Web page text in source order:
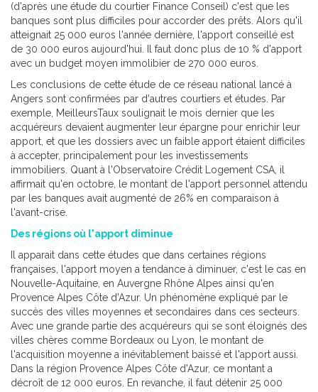
(d'après une étude du courtier Finance Conseil) c'est que les
banques sont plus difficiles pour accorder des prêts. Alors qu'il
atteignait 25 000 euros l'année dernière, l'apport conseillé est
de 30 000 euros aujourd'hui. Il faut donc plus de 10 % d'apport
avec un budget moyen immolibier de 270 000 euros.
Les conclusions de cette étude de ce réseau national lancé à
Angers sont confirmées par d'autres courtiers et études. Par
exemple, MeilleursTaux soulignait le mois dernier que les
acquéreurs devaient augmenter leur épargne pour enrichir leur
apport, et que les dossiers avec un faible apport étaient difficiles
à accepter, principalement pour les investissements
immobiliers. Quant à l'Observatoire Crédit Logement CSA, il
affirmait qu'en octobre, le montant de l'apport personnel attendu
par les banques avait augmenté de 26% en comparaison à
l'avant-crise.
Des régions où l'apport diminue
Il apparait dans cette études que dans certaines régions
françaises, l'apport moyen a tendance à diminuer, c'est le cas en
Nouvelle-Aquitaine, en Auvergne Rhône Alpes ainsi qu'en
Provence Alpes Côte d'Azur. Un phénomène expliqué par le
succès des villes moyennes et secondaires dans ces secteurs.
Avec une grande partie des acquéreurs qui se sont éloignés des
villes chères comme Bordeaux ou Lyon, le montant de
l'acquisition moyenne a inévitablement baissé et l'apport aussi.
Dans la région Provence Alpes Côte d'Azur, ce montant a
décroît de 12 000 euros. En revanche, il faut détenir 25 000